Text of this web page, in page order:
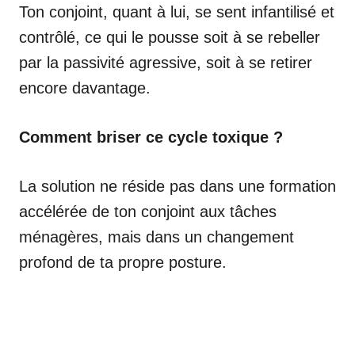
Ton conjoint, quant à lui, se sent infantilisé et
contrôlé, ce qui le pousse soit à se rebeller
par la passivité agressive, soit à se retirer
encore davantage.
Comment briser ce cycle toxique ?
La solution ne réside pas dans une formation
accélérée de ton conjoint aux tâches
ménagères, mais dans un changement
profond de ta propre posture.